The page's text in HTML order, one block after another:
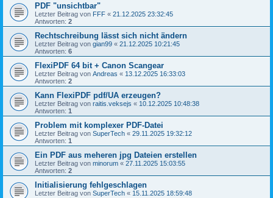
PDF "unsichtbar"
Letzter Beitrag von FFF « 21.12.2025 23:32:45
Antworten: 2
Rechtschreibung lässt sich nicht ändern
Letzter Beitrag von gian99 « 21.12.2025 10:21:45
Antworten: 6
FlexiPDF 64 bit + Canon Scangear
Letzter Beitrag von Andreas « 13.12.2025 16:33:03
Antworten: 2
Kann FlexiPDF pdf/UA erzeugen?
Letzter Beitrag von raitis.veksejs « 10.12.2025 10:48:38
Antworten: 1
Problem mit komplexer PDF-Datei
Letzter Beitrag von SuperTech « 29.11.2025 19:32:12
Antworten: 1
Ein PDF aus meheren jpg Dateien erstellen
Letzter Beitrag von minorum « 27.11.2025 15:03:55
Antworten: 2
Initialisierung fehlgeschlagen
Letzter Beitrag von SuperTech « 15.11.2025 18:59:48